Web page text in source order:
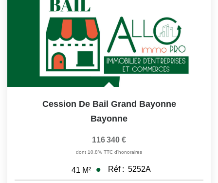
Cession De Bail Grand Bayonne
Bayonne
116 340 €
dont 10,8% TTC d'honoraires
41 M² Réf : 5252A